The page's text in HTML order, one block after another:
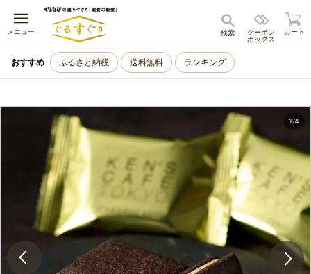
メニュー
キャンセル
クーポン
ボックス
検索 カート
おすすめ ふるさと納税 送料無料 ランキング
1/4